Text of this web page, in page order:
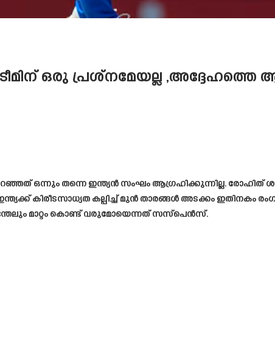
ഒരു പ്രശ്നമേയല്ല ,അദ്ദേഹത്തെ
ഒന്നും തന്നെ ഇന്ത്യൻ സംഘം ആഗ്രഹിക്കുന്നില്ല. രോഹിത്
കിരീടസാധ്യത കല്പിച്ച് മുൻ താരങ്ങൾ അടക്കം ഇതിനകം
മാറ്റം കൊണ്ട് വരുമോയെന്നത് സസ്പെൻസ്.